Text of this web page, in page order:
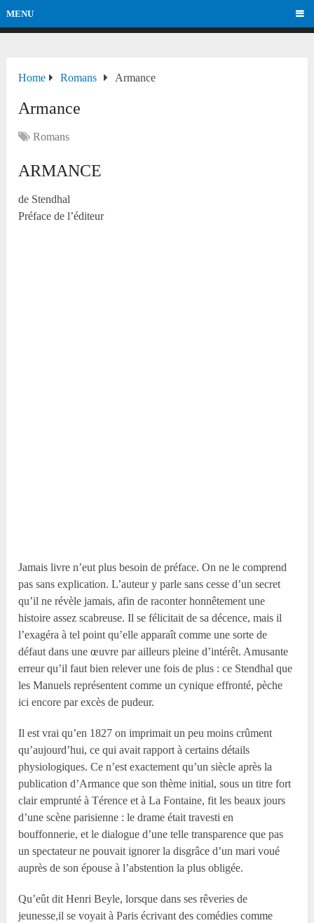
MENU
Home Romans Armance
Armance
Romans
ARMANCE
de Stendhal
Préface de l’éditeur
Jamais livre n’eut plus besoin de préface. On ne le comprend
pas sans explication. L’auteur y parle sans cesse d’un secret
qu’il ne révèle jamais, afin de raconter honnêtement une
histoire assez scabreuse. Il se félicitait de sa décence, mais il
l’exagéra à tel point qu’elle apparaît comme une sorte de
défaut dans une œuvre par ailleurs pleine d’intérêt. Amusante
erreur qu’il faut bien relever une fois de plus : ce Stendhal que
les Manuels représentent comme un cynique effronté, pèche
ici encore par excès de pudeur.
Il est vrai qu’en 1827 on imprimait un peu moins crûment
qu’aujourd’hui, ce qui avait rapport à certains détails
physiologiques. Ce n’est exactement qu’un siècle après la
publication d’Armance que son thème initial, sous un titre fort
clair emprunté à Térence et à La Fontaine, fit les beaux jours
d’une scène parisienne : le drame était travesti en
bouffonnerie, et le dialogue d’une telle transparence que pas
un spectateur ne pouvait ignorer la disgrâce d’un mari voué
auprès de son épouse à l’abstention la plus obligée.
Qu’eût dit Henri Beyle, lorsque dans ses rêveries de
jeunesse,il se voyait à Paris écrivant des comédies comme